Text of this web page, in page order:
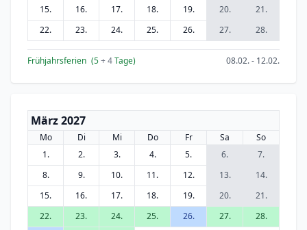
15.
16. 17. 18. 19. 20.
21.
22.
23. 24. 25. 26. 27. 28.
Frühjahrsferien (5+ 4Tage) 08.02. - 12.02.
März 2027
Mo Di Mi Do Fr Sa
So
1.
2. 3. 4. 5. 6.
7.
8.
9. 10. 11. 12. 13.
14.
15.
16. 17. 18. 19. 20.
21.
22.
23. 24. 25. 26. 27.
28.